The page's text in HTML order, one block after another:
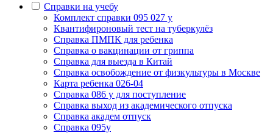
Справки на учебу
Комплект справки 095 027 у
Квантифироновый тест на туберкулёз
Справка ПМПК для ребенка
Справка о вакцинации от гриппа
Справка для выезда в Китай
Справка освобождение от физкультуры в Москве
Карта ребенка 026-04
Справка 086 у для поступление
Справка выход из академического отпуска
Справка академ отпуск
Справка 095у